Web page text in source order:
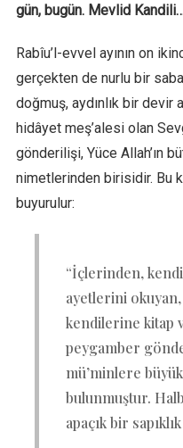
gün, bugün. Mevlid
Rabîu’l-evvel ayının on
gerçekten de nurlu bir
doğmuş, aydınlık bir devir
hidâyet meş’alesi olan
gönderilişi, Yüce Allah’ın
nimetlerinden birisidir. Bu
buyurulur:
“İçlerinden,
ayetlerini
kendilerine kitap
peygamber
mü’minlere
bulunmuştur.
apaçık bir